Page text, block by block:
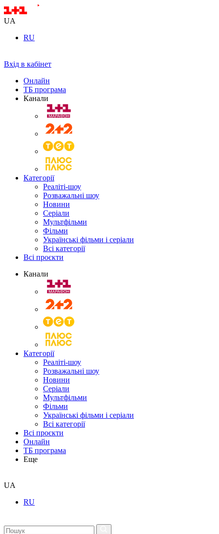
UA
RU
Вхід в кабінет
Онлайн
ТБ програма
Канали
Категорії
Реаліті-шоу
Розважальні шоу
Новини
Серіали
Мультфільми
Фільми
Українські фільми і серіали
Всі категорії
Всі проєкти
Канали
Категорії
Реаліті-шоу
Розважальні шоу
Новини
Серіали
Мультфільми
Фільми
Українські фільми і серіали
Всі категорії
Всі проєкти
Онлайн
ТБ програма
Еще
UA
RU